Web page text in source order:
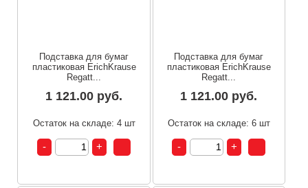
Подставка для бумаг
пластиковая ErichKrause
Regatt...
1 121.00 руб.
Остаток на складе: 4 шт
Подставка для бумаг
пластиковая ErichKrause
Regatt...
1 121.00 руб.
Остаток на складе: 6 шт